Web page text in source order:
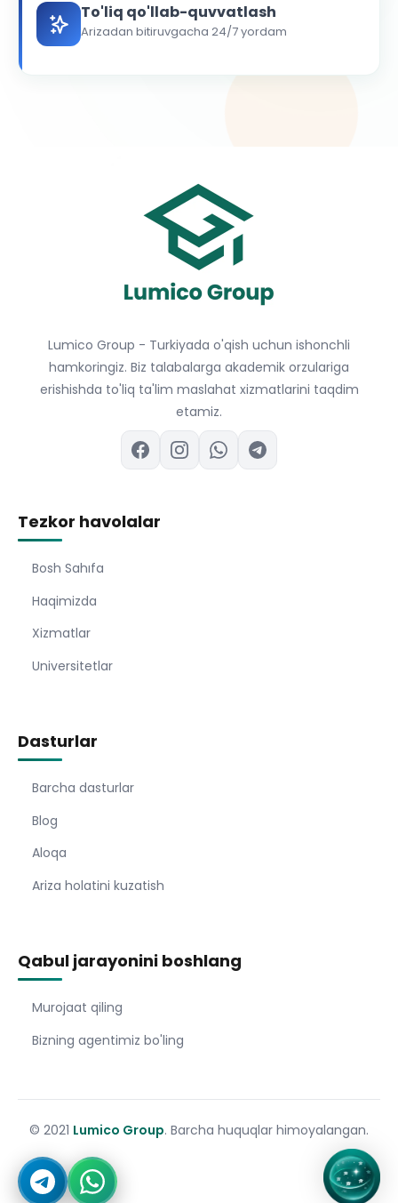
To'liq qo'llab-quvvatlash
Arizadan bitiruvgacha 24/7 yordam
Lumico Group - Turkiyada o'qish uchun ishonchli
hamkoringiz. Biz talabalarga akademik orzulariga
erishishda to'liq ta'lim maslahat xizmatlarini taqdim
etamiz.
Tezkor havolalar
Bosh Sahıfa
Haqimizda
Xizmatlar
Universitetlar
Dasturlar
Barcha dasturlar
Blog
Aloqa
Ariza holatini kuzatish
Qabul jarayonini boshlang
Murojaat qiling
Bizning agentimiz bo'ling
© 2021 Lumico Group. Barcha huquqlar himoyalangan.